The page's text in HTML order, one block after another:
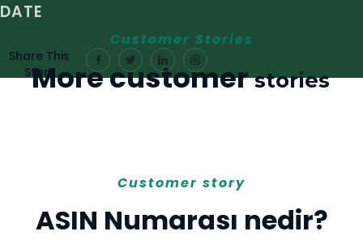
DATE
Share This
Story
Customer Stories
More customerstories
Customer story
ASIN Numarası nedir?